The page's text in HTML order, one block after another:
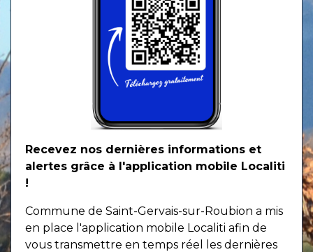
Recevez nos dernières informations et
alertes grâce à l'application mobile Localiti
!
Commune de Saint-Gervais-sur-Roubion a mis
en place l'application mobile Localiti afin de
vous transmettre en temps réel les dernières